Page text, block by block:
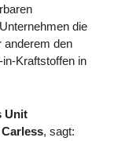
die
anderem den
Kraftstoffen in
Unit
, sagt: